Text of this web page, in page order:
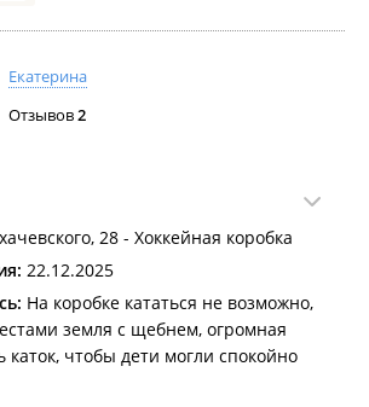
Екатерина
Отзывов2
28 - Хоккейная коробка
22.12.2025
На коробке кататься не возможно,
земля с щебнем, огромная
каток, чтобы дети могли спокойно